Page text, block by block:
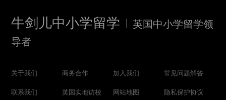
牛剑儿中小学留学
英国中小学留学领
导者
关于我们 商务合作 加入我们 常见问题解答
联系我们 英国实地访校 网站地图 隐私保护协议